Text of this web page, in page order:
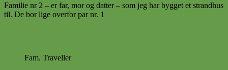
Familie nr 2 – er far, mor og datter – som jeg har bygget et strandhus
til. De bor lige overfor par nr. 1
Fam. Traveller